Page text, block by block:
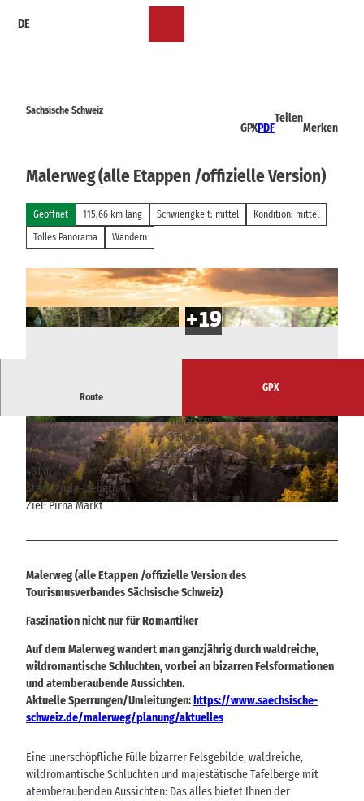
DE
Sächsische Schweiz
GPXPDF
Teilen
Merken
Malerweg (alle Etappen /offizielle Version)
Geöffnet 115,66 km lang Schwierigkeit: mittel
Kondition: mittel
Tolles Panorama
Wandern
© Jacqueline Voigt, Tourismusverband Sächsische Schweiz
© Philipp Zieger, Tourismusverband Sächsische
Schweiz
© Sebastian Thiel, Tourismusverband Sächsisc
he Schweiz
Route
GPX
44:15 h
115,66 km
3.524 m
3.563 m
112 m
543 m
431 m
Start: Pirna-Liebethal
Ziel: Pirna Markt
Malerweg (alle Etappen /offizielle Version des
Tourismusverbandes Sächsische Schweiz)
Faszination nicht nur für Romantiker
Auf dem Malerweg wandert man ganzjährig durch waldreiche,
wildromantische Schluchten, vorbei an bizarren Felsformationen
und atemberaubende Aussichten.
Aktuelle Sperrungen/Umleitungen: https://www.saechsische-
schweiz.de/malerweg/planung/aktuelles
Eine unerschöpfliche Fülle bizarrer Felsgebilde, waldreiche,
wildromantische Schluchten und majestätische Tafelberge mit
atemberaubenden Aussichten: Das alles bietet Ihnen der